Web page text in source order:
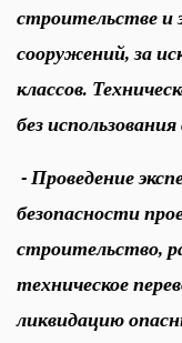
строительстве и
сооружений, за
классов.
без
- Проведение
безопасности
строительство,
техническое
ликвидацию